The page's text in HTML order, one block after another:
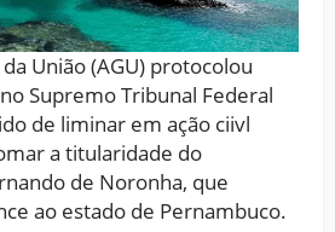
União (AGU) protocolou
Supremo Tribunal Federal
de liminar em ação ciivl
a titularidade do
de Noronha, que
ao estado de Pernambuco.